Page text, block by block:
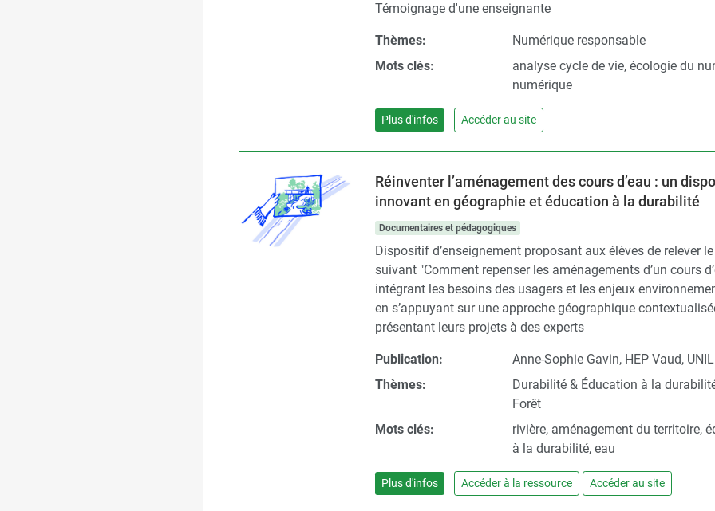
Témoignage d'une enseignante
Thèmes:
Numérique responsable
Mots clés:
analyse cycle de vie, écologie du
numérique
Plus d'infos Accéder au site
Réinventer l’aménagement des cours d’eau : un
innovant en géographie et éducation à la durabilité
Documentaires et pédagogiques
Dispositif d’enseignement proposant aux élèves de relever
suivant "Comment repenser les aménagements d’un cours
intégrant les besoins des usagers et les enjeux
en s’appuyant sur une approche géographique
présentant leurs projets à des experts
Publication:
Anne-Sophie Gavin, HEP Vaud, UNIL
Thèmes:
Durabilité & Éducation à la
Forêt
Mots clés:
rivière, aménagement du territoire,
à la durabilité, eau
Plus d'infos Accéder à la ressource Accéder au site